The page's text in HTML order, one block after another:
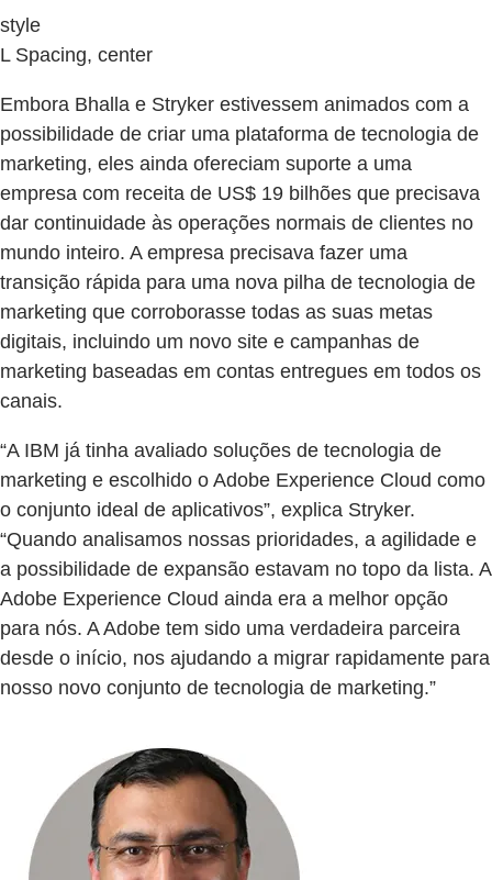
style
L Spacing, center
Embora Bhalla e Stryker estivessem animados com a
possibilidade de criar uma plataforma de tecnologia de
marketing, eles ainda ofereciam suporte a uma
empresa com receita de US$ 19 bilhões que precisava
dar continuidade às operações normais de clientes no
mundo inteiro. A empresa precisava fazer uma
transição rápida para uma nova pilha de tecnologia de
marketing que corroborasse todas as suas metas
digitais, incluindo um novo site e campanhas de
marketing baseadas em contas entregues em todos os
canais.
“A IBM já tinha avaliado soluções de tecnologia de
marketing e escolhido o Adobe Experience Cloud como
o conjunto ideal de aplicativos”, explica Stryker.
“Quando analisamos nossas prioridades, a agilidade e
a possibilidade de expansão estavam no topo da lista. A
Adobe Experience Cloud ainda era a melhor opção
para nós. A Adobe tem sido uma verdadeira parceira
desde o início, nos ajudando a migrar rapidamente para
nosso novo conjunto de tecnologia de marketing.”